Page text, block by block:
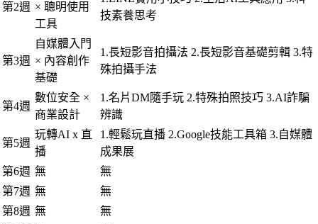
第2週 × 聰明使用
工具
技素養思考
第3週
自媒體入門
× 內容創作
基礎
1.長短影音拍攝法 2.長短影音基礎剪輯 3.特
殊拍攝手法
第4週
數位安全 ×
商業設計
1.名片DM隨手玩 2.特殊拍照技巧 3.AI詐騙
辨識
第5週
玩轉AI x 直
播
1.輕鬆玩直播 2.Google技能工具箱 3.自媒體
成果展
第6週 無
無
第7週 無
無
第8週 無
無